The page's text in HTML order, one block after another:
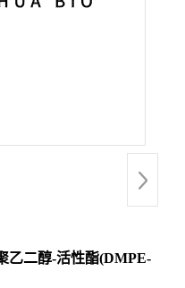
乙二醇-活性酯(DMPE-